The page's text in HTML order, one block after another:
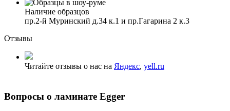
Наличие образцов
пр.2-й Муринский д.34 к.1 и пр.Гагарина 2 к.3
Отзывы
Читайте отзывы о нас на Яндекс, yell.ru
Вопросы о ламинате Egger